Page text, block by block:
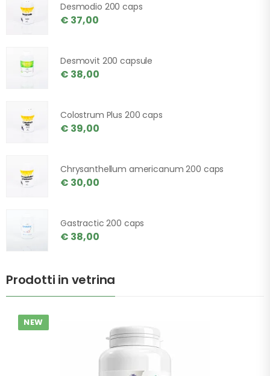
Desmodio 200 caps
€ 37,00
Desmovit 200 capsule
€ 38,00
Colostrum Plus 200 caps
€ 39,00
Chrysanthellum americanum 200 caps
€ 30,00
Gastractic 200 caps
€ 38,00
Prodotti in vetrina
NEW